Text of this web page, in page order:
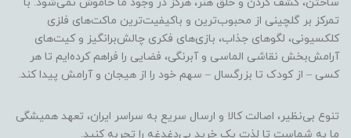
تمرکز بر گلچینی از محبوب‌ترین و باکیفیت‌ترین ماکت‌های فلزی
کلکسیونی، لگوهای جذاب، بازی‌های فکری چالش‌برانگیز و کیت‌های
آرامش‌بخش نقاشی الماسی و آبرنگی، فضایی را فراهم کرده‌ایم تا هر
کسی – از کودک تا بزرگسال – سهم خود را از هیجان و آرامش پیدا کند.
تنوع بی‌نظیر، اصالت کالا و ارسال سریع به سراسر ایران، تعهد همیشگی
ما به شماست تا لذت یک خرید بی‌دغدغه را تجربه کنید.